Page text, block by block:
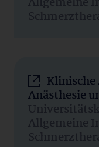
Anästhesie
Allgemeine